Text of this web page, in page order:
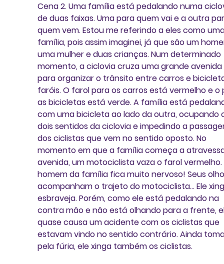
Cena 2. Uma família está pedalando numa
de duas faixas. Uma para quem vai e a outra
quem vem. Estou me referindo a eles como
família, pois assim imaginei, já que são um
uma mulher e duas crianças. Num determinado
momento, a ciclovia cruza uma grande
para organizar o trânsito entre carros e
faróis. O farol para os carros está vermelho e
as bicicletas está verde. A família está
com uma bicicleta ao lado da outra, ocupando
dois sentidos da ciclovia e impedindo a
dos ciclistas que vem no sentido oposto. No
momento em que a família começa a
avenida, um motociclista vaza o farol
homem da família fica muito nervoso! Seus
acompanham o trajeto do motociclista... Ele
esbraveja. Porém, como ele está pedalando na
contra mão e não está olhando para a frente,
quase causa um acidente com os ciclistas que
estavam vindo no sentido contrário. Ainda
pela fúria, ele xinga também os ciclistas.